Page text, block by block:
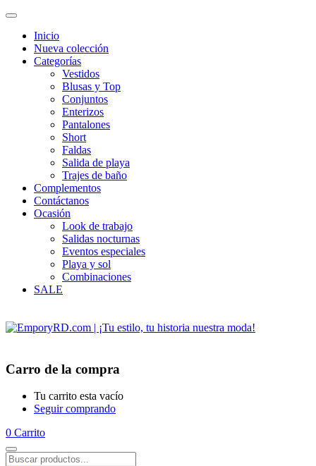
Inicio
Nueva colección
Categorías
Vestidos
Blusas y Top
Conjuntos
Enterizos
Pantalones
Short
Faldas
Salida de playa
Trajes de baño
Complementos
Contáctanos
Ocasión
Look de trabajo
Salidas nocturnas
Eventos especiales
Playa y sol
Combinaciones
SALE
Carro de la compra
Tu carrito esta vacío
Seguir comprando
0 Carrito